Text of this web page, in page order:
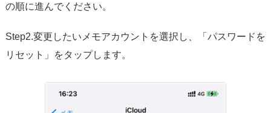
の順に進んでください。
Step2.変更したいメモアカウントを選択し、「パスワードを
リセット」をタップします。